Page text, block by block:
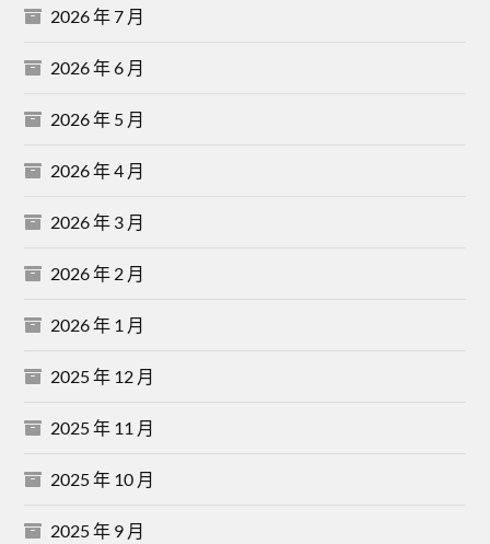
2026 年 7 月
2026 年 6 月
2026 年 5 月
2026 年 4 月
2026 年 3 月
2026 年 2 月
2026 年 1 月
2025 年 12 月
2025 年 11 月
2025 年 10 月
2025 年 9 月